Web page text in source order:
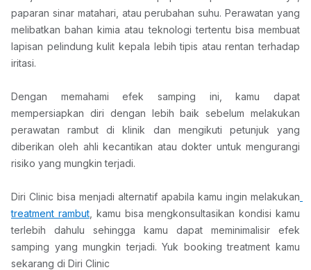
paparan sinar matahari, atau perubahan suhu. Perawatan yang
melibatkan bahan kimia atau teknologi tertentu bisa membuat
lapisan pelindung kulit kepala lebih tipis atau rentan terhadap
iritasi.
Dengan memahami efek samping ini, kamu dapat
mempersiapkan diri dengan lebih baik sebelum melakukan
perawatan rambut di klinik dan mengikuti petunjuk yang
diberikan oleh ahli kecantikan atau dokter untuk mengurangi
risiko yang mungkin terjadi.
Diri Clinic bisa menjadi alternatif apabila kamu ingin melakukan
treatment rambut, kamu bisa mengkonsultasikan kondisi kamu
terlebih dahulu sehingga kamu dapat meminimalisir efek
samping yang mungkin terjadi. Yuk booking treatment kamu
sekarang di Diri Clinic